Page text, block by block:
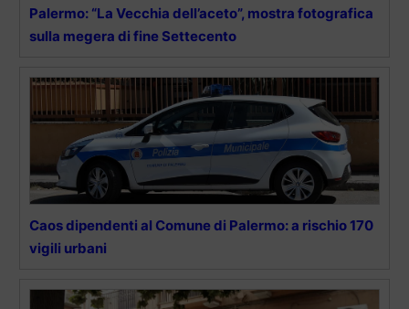
Palermo: “La Vecchia dell’aceto”, mostra fotografica
sulla megera di fine Settecento
Caos dipendenti al Comune di Palermo: a rischio 170
vigili urbani